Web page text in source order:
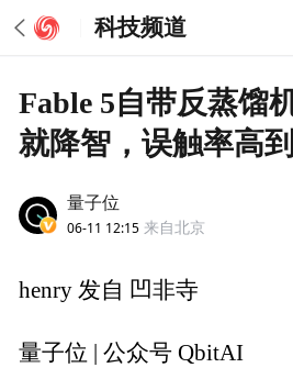
科技频道
Fable 5自带反蒸馏
就降智，误触率高
量子位
06-11 12:15 来自北京
henry 发自 凹非寺
量子位 | 公众号 QbitAI